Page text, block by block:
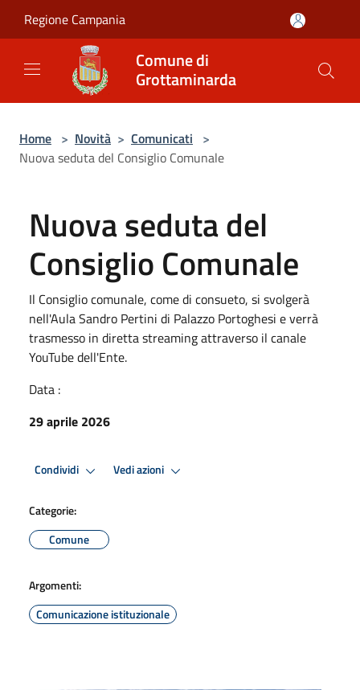
Regione Campania
Comune di
Grottaminarda
Home > Novità > Comunicati >
Nuova seduta del Consiglio Comunale
Nuova seduta del
Consiglio Comunale
Il Consiglio comunale, come di consueto, si svolgerà
nell'Aula Sandro Pertini di Palazzo Portoghesi e verrà
trasmesso in diretta streaming attraverso il canale
YouTube dell'Ente.
Data :
29 aprile 2026
Condividi Vedi azioni
Categorie:
Comune
Argomenti:
Comunicazione istituzionale